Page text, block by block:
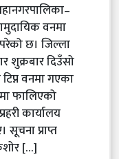
वनमा
छ। जिल्ला
शुक्रबार दिउँसो
वनमा गएका
फालिएको
कार्यालय
प्राप्त
[…]